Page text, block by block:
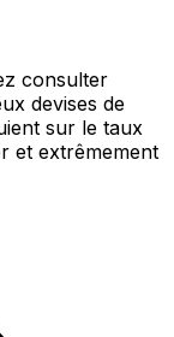
consulter
devises de
sur le taux
et extrêmement